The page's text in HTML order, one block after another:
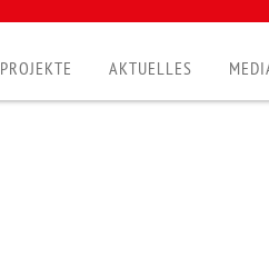
PROJEKTE AKTUELLES